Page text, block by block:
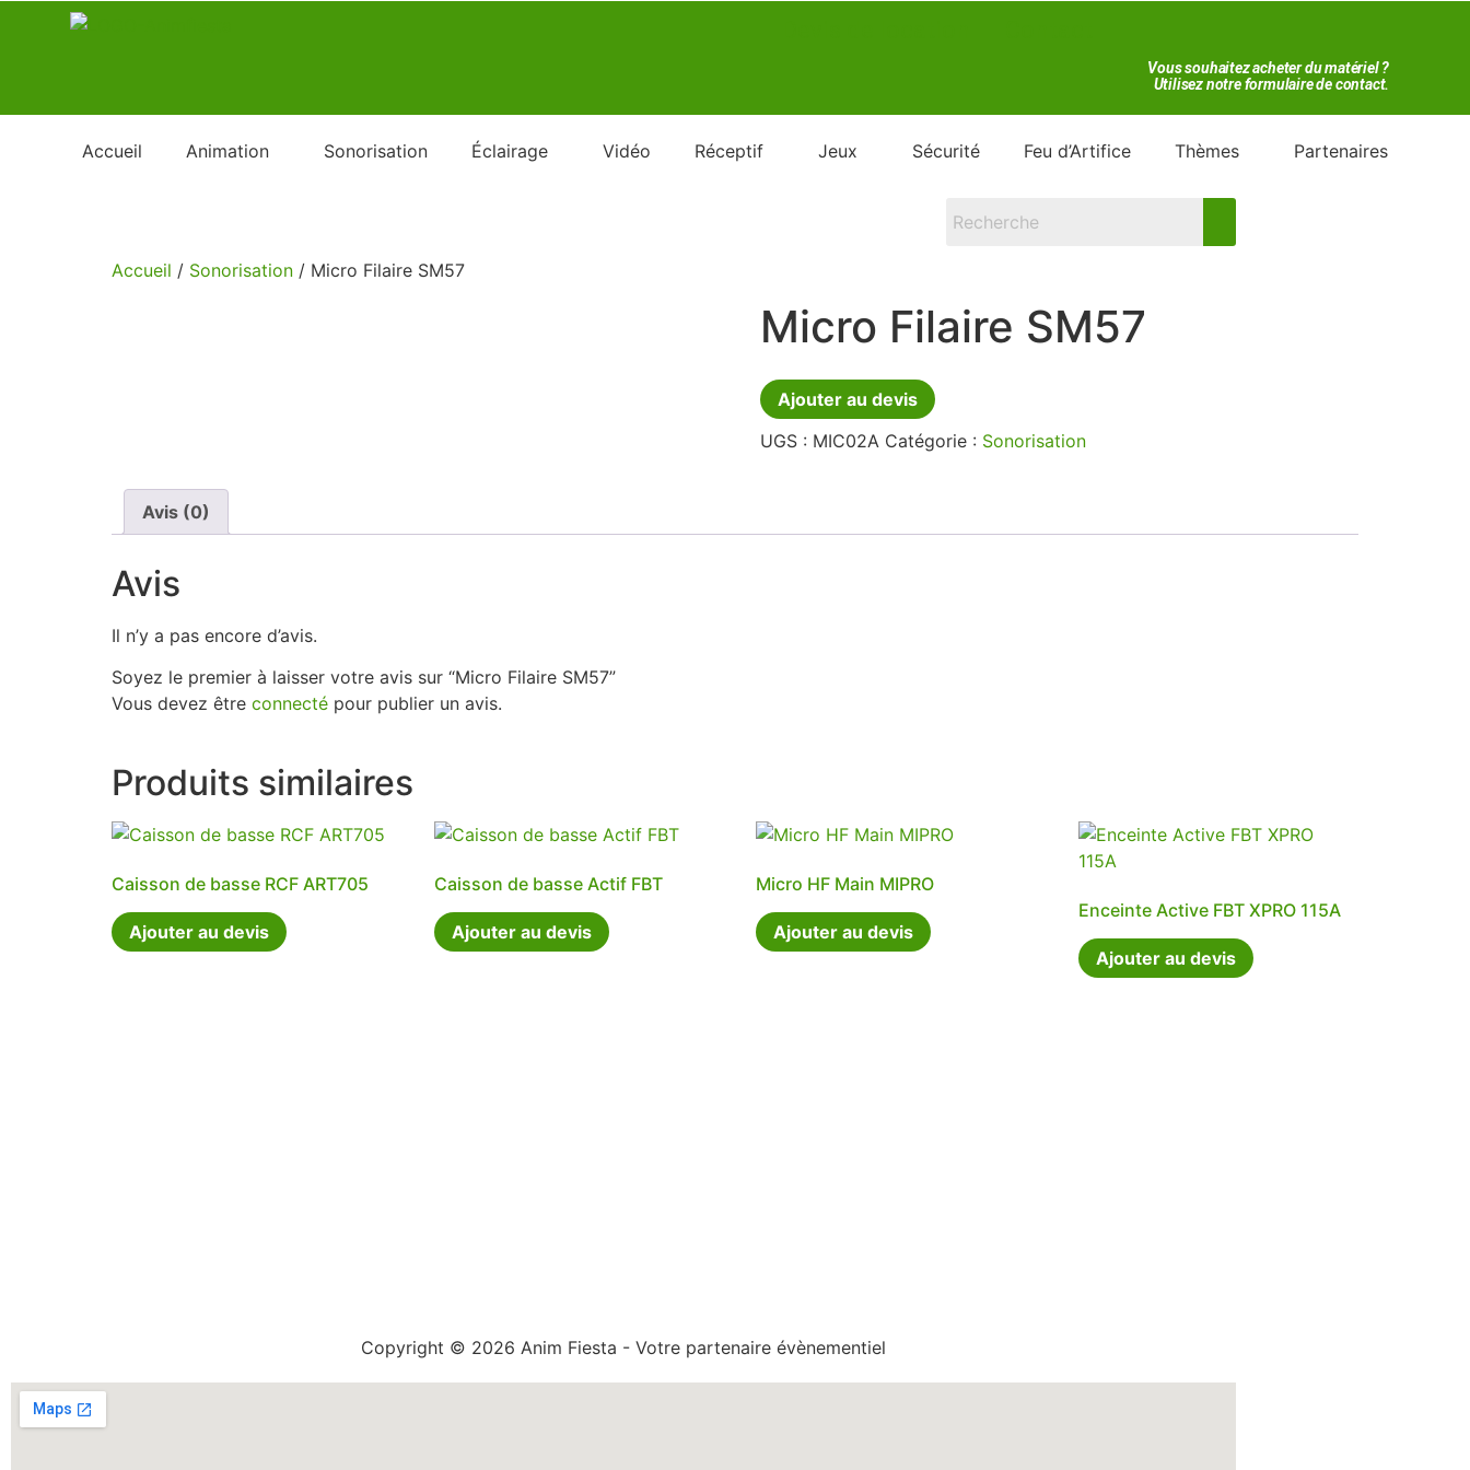
Vous souhaitez acheter du matériel ?
Utilisez notre formulaire de contact.
Accueil Animation Sonorisation Éclairage Vidéo Réceptif Jeux Sécurité Feu d’Artifice Thèmes Partenaires
Accueil / Sonorisation / Micro Filaire SM57
Micro Filaire SM57
Ajouter au devis
UGS : MIC02A Catégorie : Sonorisation
Avis (0)
Avis
Il n’y a pas encore d’avis.
Soyez le premier à laisser votre avis sur “Micro Filaire SM57”
Vous devez être connecté pour publier un avis.
Produits similaires
Caisson de basse RCF ART705
Ajouter au devis
Caisson de basse Actif FBT
Ajouter au devis
Micro HF Main MIPRO
Ajouter au devis
Enceinte Active FBT XPRO 115A
Ajouter au devis
Copyright © 2026 Anim Fiesta - Votre partenaire évènementiel